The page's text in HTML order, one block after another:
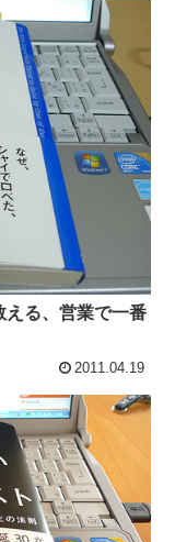
える、営業で一番
2011.04.19